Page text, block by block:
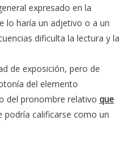
expresado en la
lo haría un adjetivo o a un
dificulta la lectura y la
de exposición, pero de
del elemento
del pronombre relativo que
podría calificarse como un